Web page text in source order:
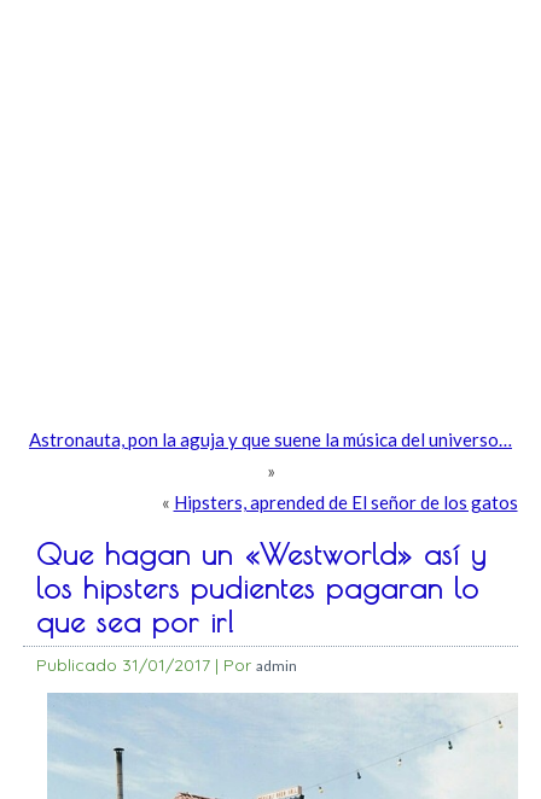
Astronauta, pon la aguja y que suene la música del universo…
»
« Hipsters, aprended de El señor de los gatos
Que hagan un «Westworld» así y
los hipsters pudientes pagaran lo
que sea por ir!
Publicado 31/01/2017 | Por admin